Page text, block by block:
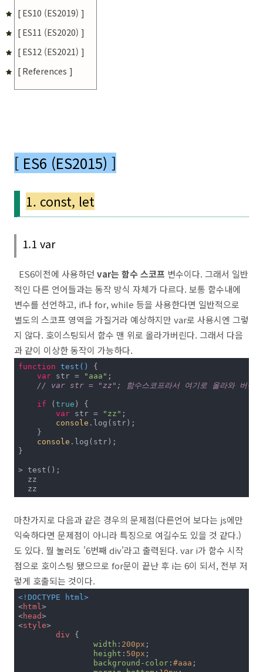
[ ES10 (ES2019) ]
[ ES11 (ES2020) ]
[ ES12 (ES2021) ]
[ References ]
[ ES6 (ES2015) ]
1. const, let
1.1 var
ES6이전에 사용하던 var는 함수 스코프 변수이다. 그래서 일반
적인 다른 언어들과는 동작 방식 자체가 다르다. 보통 함수내에
변수를 선언하고, if나 for, while 등을 사용한다면 일반적으로
별도의 스코프 영역을 가질거라 예상하지만 var로 사용시엔 그렇
지 않다. 호이스팅되서 함수 맨 위로 올라가버린다. 그래서 다음
과 같이 이상한 동작이 가능하다.
function test ( ) {
var str = "aaa" ;
// var str = "zz"; 함수스코프라서 여기로 올라와 버린
if (true ) {
var str = "zz" ;
console .log(str);
    }
console .log(str);
}
> test();
  zz
  zz
마찬가지로 다음과 같은 경우의 문제점(다른언어 보다는 js에만
익숙하다면 문제점이 아니라 특징으로 여길수도 있을 것 같다.)
도 있다. 뭘 눌러도 '6번째 div'라고 출력된다. var i가 함수 시작
점으로 호이스팅 됐으므로 for문이 끝난 후 i는 6이 되서, 전부 저
렇게 호출되는 것이다.
<!DOCTYPE html >
<html >
<head>
<style>
div {
width : 200px ;
height : 50px ;
background-color: #aaa ;